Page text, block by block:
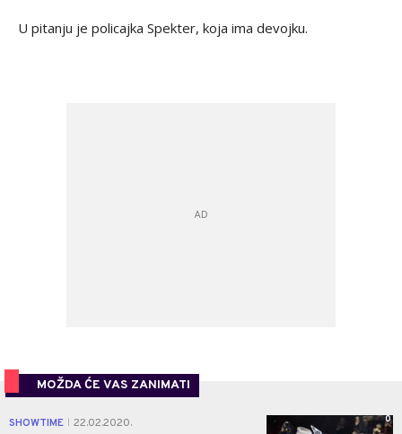
U pitanju je policajka Spekter, koja ima devojku.
MOŽDA ĆE VAS ZANIMATI
SHOWTIME 22.02.2020. 0